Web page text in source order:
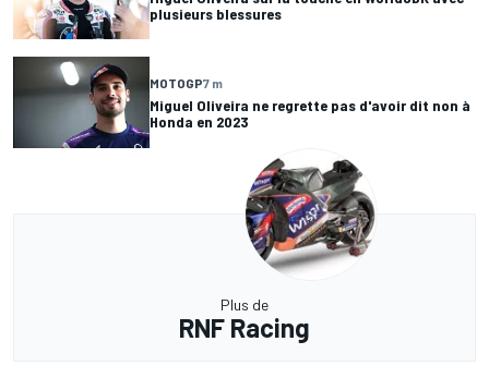
plusieurs blessures
MOTOGP7 m
Miguel Oliveira ne regrette pas d'avoir dit non à
Honda en 2023
Plus de
RNF Racing